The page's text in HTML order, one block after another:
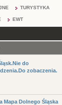
TURYSTYKA
EWT
do
zobaczenia.
Mapa Dolnego Śląska